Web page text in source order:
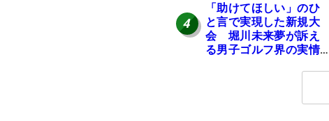
4
「助けてほしい」のひ
と言で実現した新規大
会 堀川未来夢が訴え
る男子ゴルフ界の実情